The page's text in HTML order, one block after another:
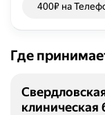
400₽ на
Где